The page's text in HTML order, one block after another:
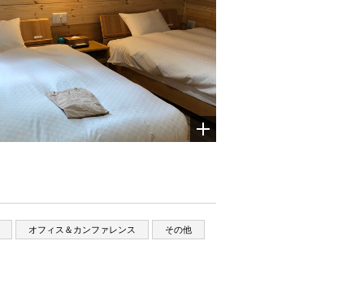
オフィス＆カンファレンス その他